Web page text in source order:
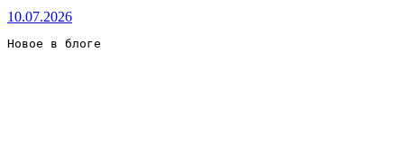
10.07.2026
Новое в блоге